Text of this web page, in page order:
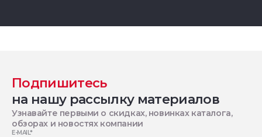
Подпишитесь
на нашу рассылку материалов
Узнавайте первыми о скидках, новинках каталога,
обзорах и новостях компании
E-MAIL*